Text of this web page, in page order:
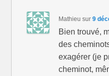
Mathieu sur9
Bien trouvé,
des
exagérer (je
cheminot,